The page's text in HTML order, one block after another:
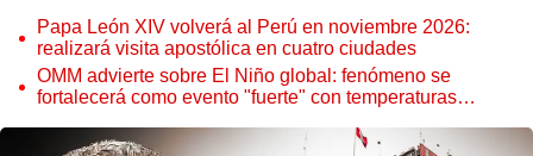
Papa León XIV volverá al Perú en noviembre 2026:
realizará visita apostólica en cuatro ciudades
OMM advierte sobre El Niño global: fenómeno se
fortalecerá como evento "fuerte" con temperaturas